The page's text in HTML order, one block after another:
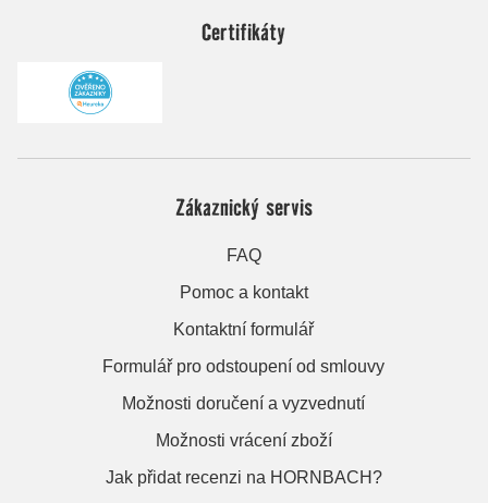
Certifikáty
Zákaznický servis
FAQ
Pomoc a kontakt
Kontaktní formulář
Formulář pro odstoupení od smlouvy
Možnosti doručení a vyzvednutí
Možnosti vrácení zboží
Jak přidat recenzi na HORNBACH?